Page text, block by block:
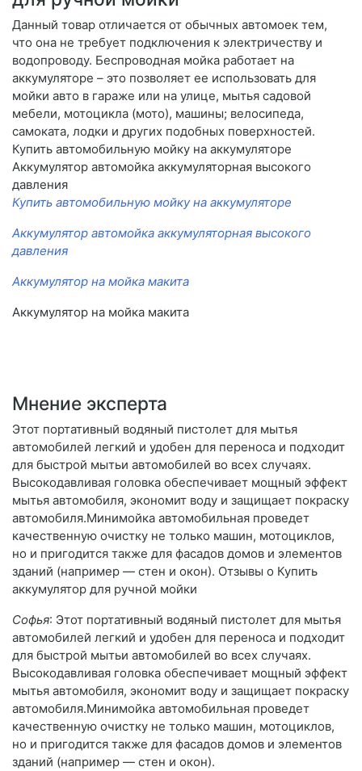
Данный товар отличается от обычных автомоек тем,
что она не требует подключения к электричеству и
водопроводу. Беспроводная мойка работает на
аккумуляторе – это позволяет ее использовать для
мойки авто в гараже или на улице, мытья садовой
мебели, мотоцикла (мото), машины; велосипеда,
самоката, лодки и других подобных поверхностей.
Купить автомобильную мойку на аккумуляторе
Аккумулятор автомойка аккумуляторная высокого
давления
Купить автомобильную мойку на аккумуляторе
Аккумулятор автомойка аккумуляторная высокого
давления
Аккумулятор на мойка макита
Аккумулятор на мойка макита
Мнение эксперта
Этот портативный водяный пистолет для мытья
автомобилей легкий и удобен для переноса и подходит
для быстрой мытьи автомобилей во всех случаях.
Высокодавливая головка обеспечивает мощный эффект
мытья автомобиля, экономит воду и защищает покраску
автомобиля.Минимойка автомобильная проведет
качественную очистку не только машин, мотоциклов,
но и пригодится также для фасадов домов и элементов
зданий (например — стен и окон). Отзывы о Купить
аккумулятор для ручной мойки
Софья: Этот портативный водяный пистолет для мытья
автомобилей легкий и удобен для переноса и подходит
для быстрой мытьи автомобилей во всех случаях.
Высокодавливая головка обеспечивает мощный эффект
мытья автомобиля, экономит воду и защищает покраску
автомобиля.Минимойка автомобильная проведет
качественную очистку не только машин, мотоциклов,
но и пригодится также для фасадов домов и элементов
зданий (например — стен и окон).